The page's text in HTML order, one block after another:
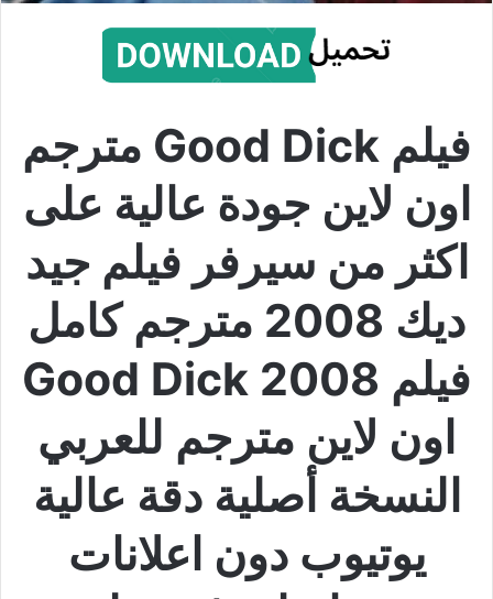
فيلم Good Dick مترجم
اون لاين جودة عالية على
اكثر من سيرفر فيلم جيد
ديك 2008 مترجم كامل
فيلم Good Dick 2008
اون لاين مترجم للعربي
النسخة أصلية دقة عالية
يوتيوب دون اعلانات